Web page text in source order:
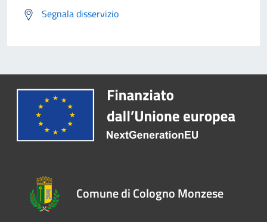
Segnala disservizio
Comune di Cologno Monzese